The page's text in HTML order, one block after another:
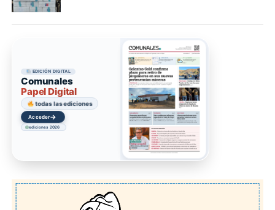
EDICIÓN DIGITAL
Comunales
Papel Digital
todas las ediciones
Acceder→
ediciones 2026